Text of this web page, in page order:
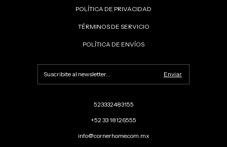
POLÍTICA DE PRIVACIDAD
TÉRMINOS DE SERVICIO
POLÍTICA DE ENVÍOS
523332483155
+52 33 18126555
info@cornerhome.com.mx